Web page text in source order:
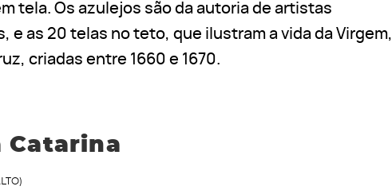
tela. Os azulejos são da autoria de artistas
e as 20 telas no teto, que ilustram a vida da Virgem,
criadas entre 1660 e 1670.
Catarina